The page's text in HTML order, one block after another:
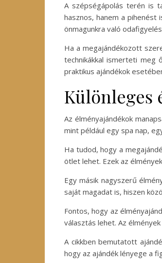
A szépségápolás terén is
hasznos, hanem a pihenést
önmagunkra való
Ha a megajándékozott
technikákkal ismerteti meg
praktikus ajándékok
Különleges
Az élményajándékok
mint például egy spa nap,
Ha tudod, hogy a
ötlet lehet. Ezek az
Egy másik nagyszerű
saját magadat is, hiszen
Fontos, hogy az
választás lehet. Az
A cikkben bemutatott
hogy az ajándék lényege a